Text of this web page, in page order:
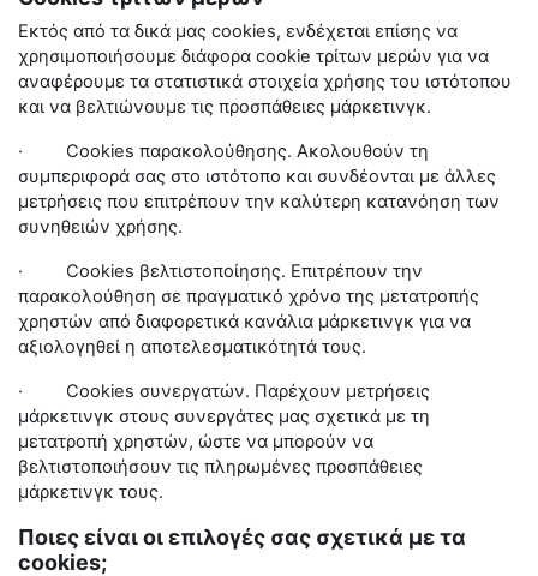
Εκτός από τα δικά μας cookies, ενδέχεται επίσης να
χρησιμοποιήσουμε διάφορα cookie τρίτων μερών για να
αναφέρουμε τα στατιστικά στοιχεία χρήσης του ιστότοπου
και να βελτιώνουμε τις προσπάθειες μάρκετινγκ.
· Cookies παρακολούθησης. Ακολουθούν τη
συμπεριφορά σας στο ιστότοπο και συνδέονται με άλλες
μετρήσεις που επιτρέπουν την καλύτερη κατανόηση των
συνηθειών χρήσης.
· Cookies βελτιστοποίησης. Επιτρέπουν την
παρακολούθηση σε πραγματικό χρόνο της μετατροπής
χρηστών από διαφορετικά κανάλια μάρκετινγκ για να
αξιολογηθεί η αποτελεσματικότητά τους.
· Cookies συνεργατών. Παρέχουν μετρήσεις
μάρκετινγκ στους συνεργάτες μας σχετικά με τη
μετατροπή χρηστών, ώστε να μπορούν να
βελτιστοποιήσουν τις πληρωμένες προσπάθειες
μάρκετινγκ τους.
Ποιες είναι οι επιλογές σας σχετικά με τα
cookies;